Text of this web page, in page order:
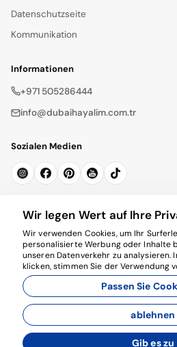
Datenschutzseite
Kommunikation
Informationen
+971 505286444
info@dubaihayalim.com.tr
Sozialen Medien
© 2026 dubaihayalim.com.tr.
Wir legen Wert auf Ihre
Wir verwenden Cookies, um Ihr
personalisierte Werbung oder Inhalte
unseren Datenverkehr zu analysieren.
klicken, stimmen Sie der Verwendung
Passen Sie
ablehnen
Gib es zu